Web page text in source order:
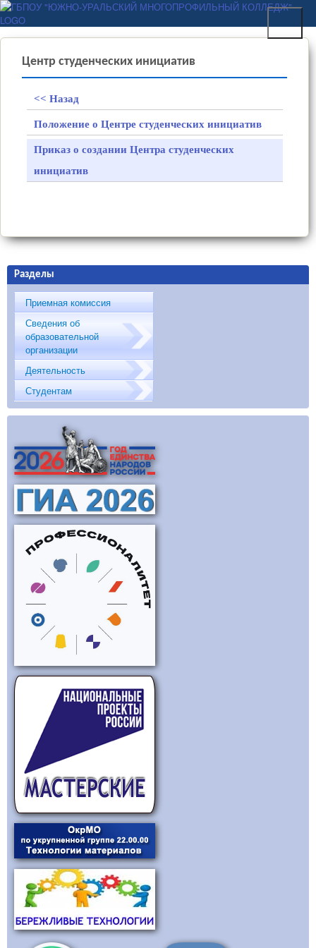
Перейти к основному
содержанию
ГБПОУ "ЮЖНО-
УРАЛЬСКИЙ
МНОГОПРОФИЛЬНЫЙ
КОЛЛЕДЖ"
Центр студенческих инициатив
<< Назад
Положение о Центре студенческих инициатив
Приказ о создании Центра студенческих
инициатив
Разделы
Приемная комиссия
Сведения об
образовательной
организации
Деятельность
Студентам